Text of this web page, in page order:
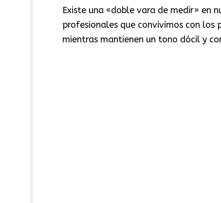
Existe una «doble vara de medir» en
profesionales que convivimos con
mientras mantienen un tono dócil y